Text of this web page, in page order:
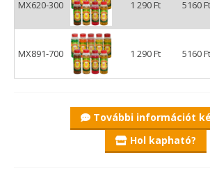
MX620-300 1 290 Ft 5160
MX891-700 1 290 Ft 5160
További információt
Hol kapható?